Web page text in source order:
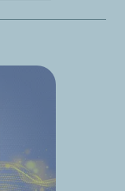
besoins - y
et concentrés
vos coûts
moteur, la